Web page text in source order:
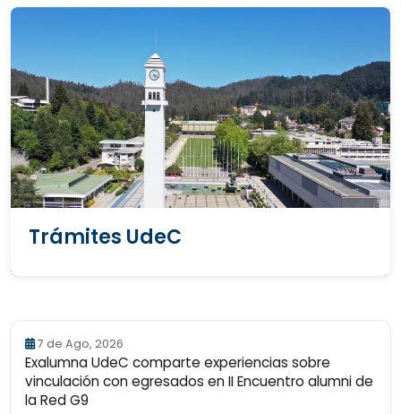
Trámites UdeC
7 de Ago, 2026
Exalumna UdeC comparte experiencias sobre
vinculación con egresados en II Encuentro alumni de
la Red G9